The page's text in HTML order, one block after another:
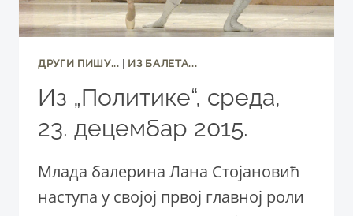
ДРУГИ ПИШУ... | ИЗ БАЛЕТА...
Из „Политике“, среда,
23. децембар 2015.
Млада балерина Лана Стојановић
наступа у својој првој главној роли